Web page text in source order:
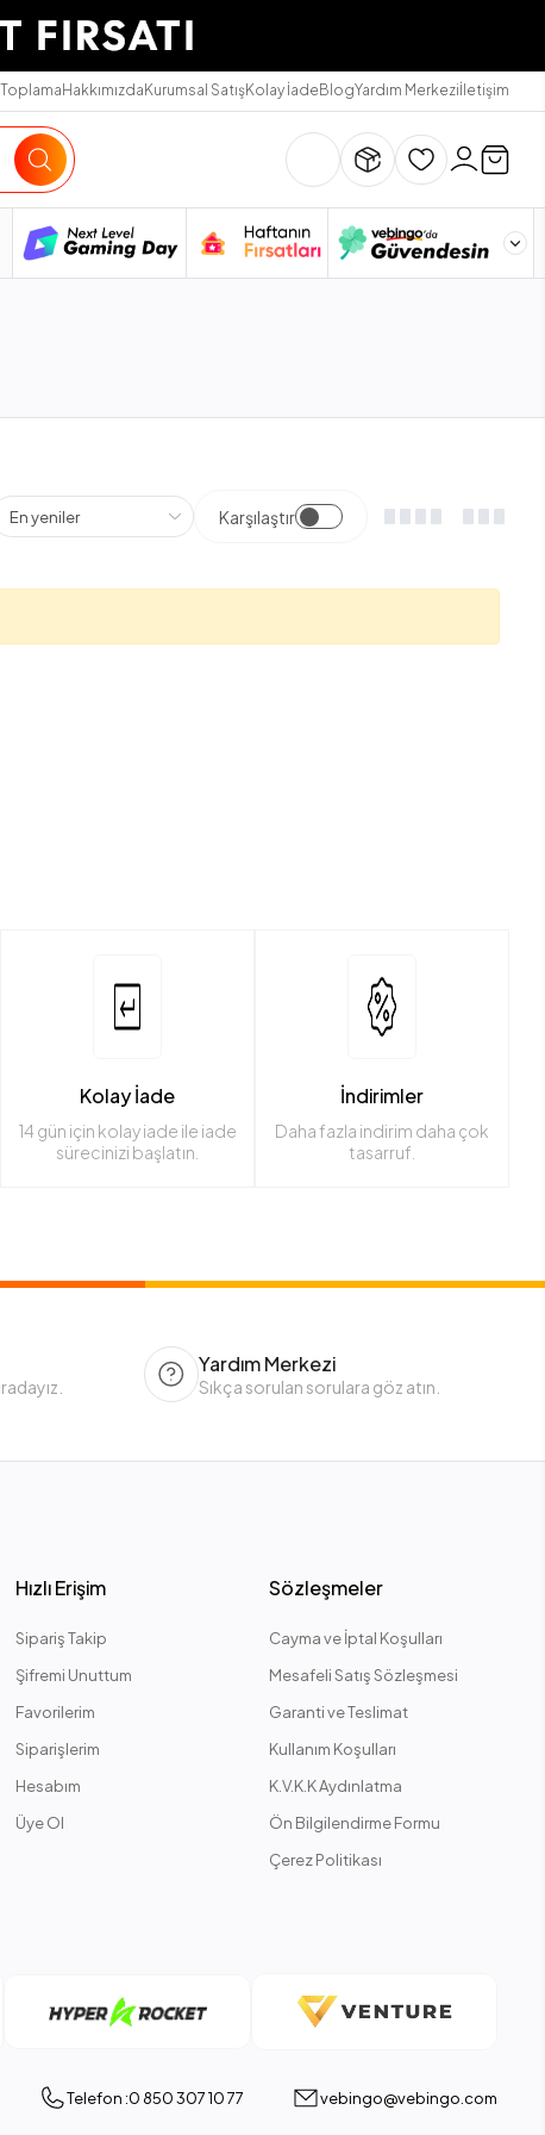
ToplamaHakkımızdaKurumsal SatışKolay İadeBlogYardım Merkeziİletişim
Karşılaştır
Kolay İade
14 gün için kolay iade ile iade
sürecinizi başlatın.
İndirimler
Daha fazla indirim daha çok
tasarruf.
Yardım Merkezi
Sıkça sorulan sorulara göz atın.
Hızlı Erişim
Sipariş Takip
Şifremi Unuttum
Favorilerim
Siparişlerim
Hesabım
Üye Ol
Sözleşmeler
Cayma ve İptal Koşulları
Mesafeli Satış Sözleşmesi
Garanti ve Teslimat
Kullanım Koşulları
K.V.K.K Aydınlatma
Ön Bilgilendirme Formu
Çerez Politikası
Telefon :0 850 307 10 77 vebingo@vebingo.com